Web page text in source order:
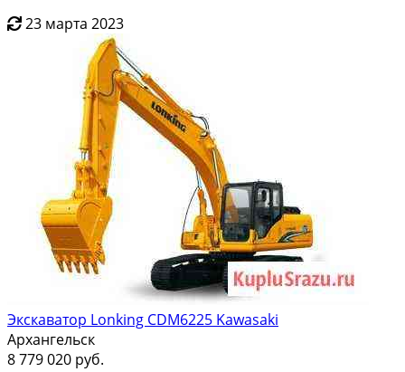
23 марта 2023
Экскаватор Lonking CDM6225 Kawasaki
Архангельск
8 779 020 руб.